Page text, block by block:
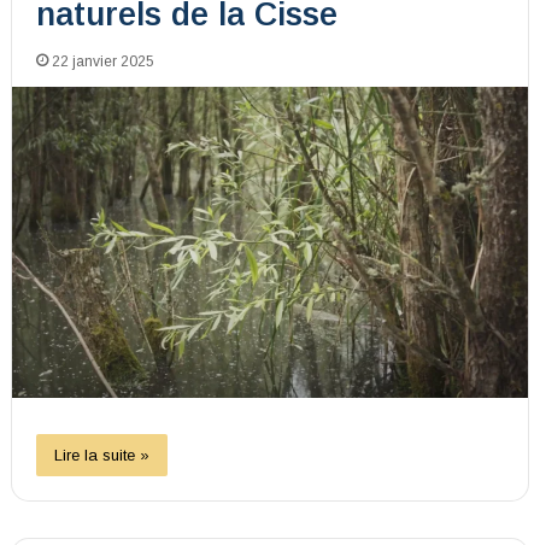
naturels de la Cisse
22 janvier 2025
Lire la suite »